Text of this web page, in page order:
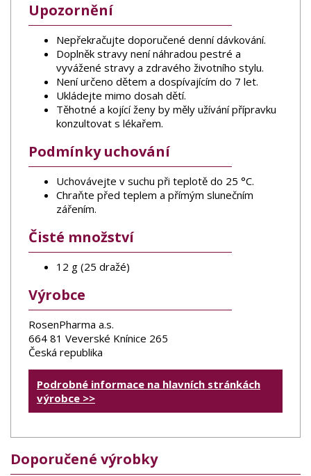
Upozornění
Nepřekračujte doporučené denní dávkování.
Doplněk stravy není náhradou pestré a
vyvážené stravy a zdravého životního stylu.
Není určeno dětem a dospívajícím do 7 let.
Ukládejte mimo dosah dětí.
Těhotné a kojící ženy by měly užívání přípravku
konzultovat s lékařem.
Podmínky uchování
Uchovávejte v suchu při teplotě do 25 °C.
Chraňte před teplem a přímým slunečním
zářením.
Čisté množství
12 g (25 dražé)
Výrobce
RosenPharma a.s.
664 81 Veverské Knínice 265
Česká republika
Podrobné informace na hlavních stránkách
výrobce >>
Doporučené výrobky